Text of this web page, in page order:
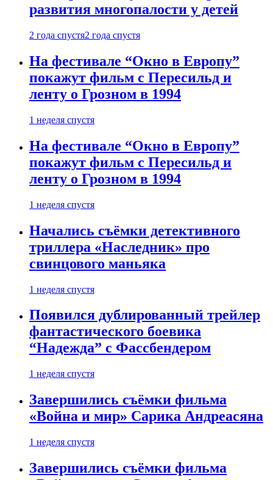
развития многопалости у детей
2 года спустя2 года спустя
На фестивале “Окно в Европу”
покажут фильм с Пересильд и
ленту о Грозном в 1994
1 неделя спустя
На фестивале “Окно в Европу”
покажут фильм с Пересильд и
ленту о Грозном в 1994
1 неделя спустя
Начались съёмки детективного
триллера «Наследник» про
свинцового маньяка
1 неделя спустя
Появился дублированный трейлер
фантастического боевика
“Надежда” с Фассбендером
1 неделя спустя
Завершились съёмки фильма
«Война и мир» Сарика Андреасяна
1 неделя спустя
Завершились съёмки фильма